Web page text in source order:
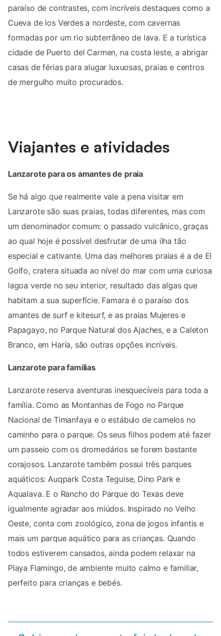
paraíso de contrastes, com incríveis destaques como a
Cueva de los Verdes a nordeste, com cavernas
formadas por um rio subterrâneo de lava. E a turística
cidade de Puerto del Carmen, na costa leste, a abrigar
casas de férias para alugar luxuosas, praias e centros
de mergulho muito procurados.
Viajantes e atividades
Lanzarote para os amantes de praia
Se há algo que realmente vale a pena visitar em
Lanzarote são suas praias, todas diferentes, mas com
um denominador comum: o passado vulcânico, graças
ao qual hoje é possível desfrutar de uma ilha tão
especial e cativante. Uma das melhores praias é a de El
Golfo, cratera situada ao nível do mar com uma curiosa
lagoa verde no seu interior, resultado das algas que
habitam a sua superfície. Famara é o paraíso dos
amantes de surf e kitesurf, e as praias Mujeres e
Papagayo, no Parque Natural dos Ajaches, e a Caleton
Branco, em Haría, são outras opções incríveis.
Lanzarote para famílias
Lanzarote reserva aventuras inesquecíveis para toda a
família. Como as Montanhas de Fogo no Parque
Nacional de Timanfaya e o estábulo de camelos no
caminho para o parque. Os seus filhos podem até fazer
um passeio com os dromedários se forem bastante
corajosos. Lanzarote também possui três parques
aquáticos: Auqpark Costa Teguise, Dino Park e
Aqualava. E o Rancho do Parque do Texas deve
igualmente agradar aos miúdos. Inspirado no Velho
Oeste, conta com zoológico, zona de jogos infantis e
mais um parque aquático para as crianças. Quando
todos estiverem cansados, ainda podem relaxar na
Playa Flamingo, de ambiente muito calmo e familiar,
perfeito para crianças e bebés.